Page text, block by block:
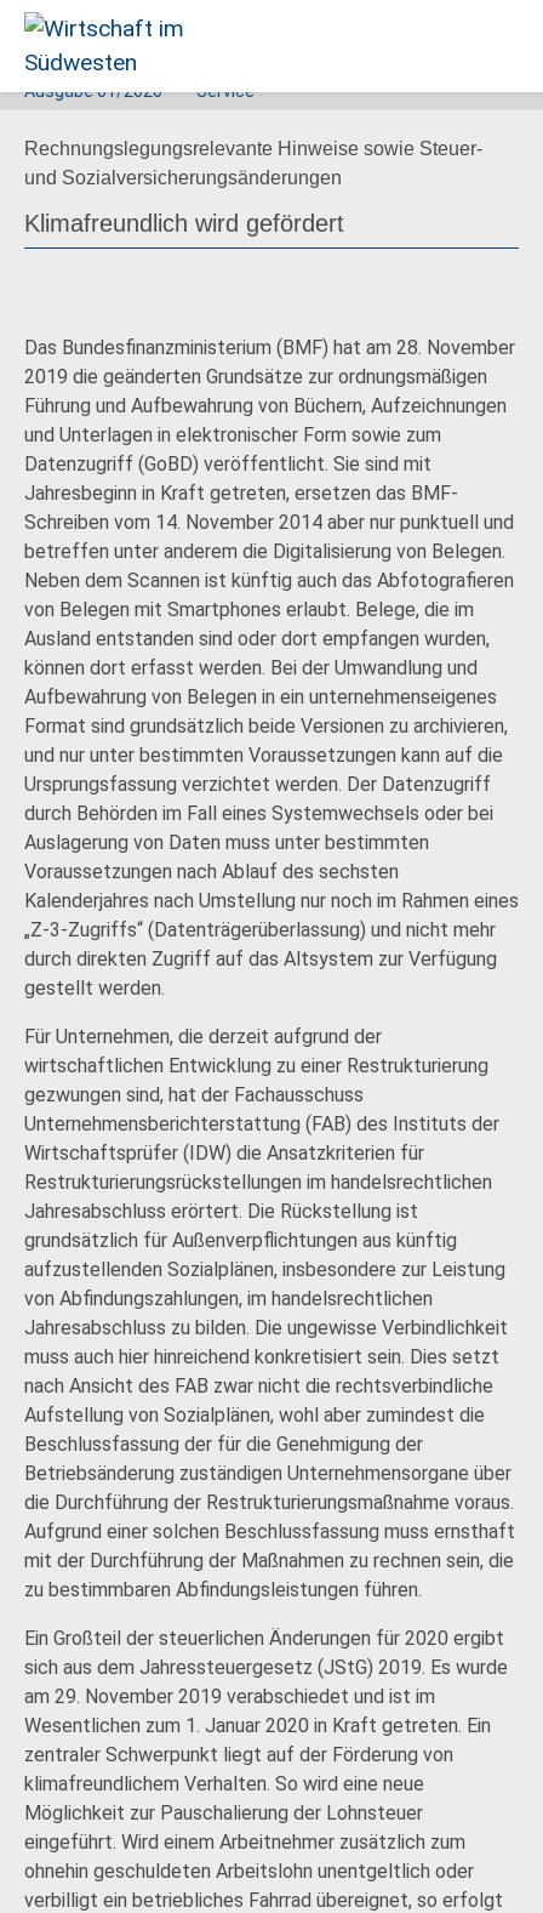
im
Südwesten
Ausgabe01/2020 Service
Rechnungslegungsrelevante Hinweise sowie Steuer-
und Sozialversicherungsänderungen
Klimafreundlich wird gefördert
Das Bundesfinanzministerium (BMF) hat am 28. November
2019 die geänderten Grundsätze zur ordnungsmäßigen
Führung und Aufbewahrung von Büchern, Aufzeichnungen
und Unterlagen in elektronischer Form sowie zum
Datenzugriff (GoBD) veröffentlicht. Sie sind mit
Jahresbeginn in Kraft getreten, ersetzen das BMF-
Schreiben vom 14. November 2014 aber nur punktuell und
betreffen unter anderem die Digitalisierung von Belegen.
Neben dem Scannen ist künftig auch das Abfotografieren
von Belegen mit Smartphones erlaubt. Belege, die im
Ausland entstanden sind oder dort empfangen wurden,
können dort erfasst werden. Bei der Umwandlung und
Aufbewahrung von Belegen in ein unternehmenseigenes
Format sind grundsätzlich beide Versionen zu archivieren,
und nur unter bestimmten Voraussetzungen kann auf die
Ursprungsfassung verzichtet werden. Der Datenzugriff
durch Behörden im Fall eines Systemwechsels oder bei
Auslagerung von Daten muss unter bestimmten
Voraussetzungen nach Ablauf des sechsten
Kalenderjahres nach Umstellung nur noch im Rahmen eines
„Z-3-Zugriffs“ (Datenträgerüberlassung) und nicht mehr
durch direkten Zugriff auf das Altsystem zur Verfügung
gestellt werden.
Für Unternehmen, die derzeit aufgrund der
wirtschaftlichen Entwicklung zu einer Restrukturierung
gezwungen sind, hat der Fachausschuss
Unternehmensberichterstattung (FAB) des Instituts der
Wirtschaftsprüfer (IDW) die Ansatzkriterien für
Restrukturierungsrückstellungen im handelsrechtlichen
Jahresabschluss erörtert. Die Rückstellung ist
grundsätzlich für Außenverpflichtungen aus künftig
aufzustellenden Sozialplänen, insbesondere zur Leistung
von Abfindungszahlungen, im handelsrechtlichen
Jahresabschluss zu bilden. Die ungewisse Verbindlichkeit
muss auch hier hinreichend konkretisiert sein. Dies setzt
nach Ansicht des FAB zwar nicht die rechtsverbindliche
Aufstellung von Sozialplänen, wohl aber zumindest die
Beschlussfassung der für die Genehmigung der
Betriebsänderung zuständigen Unternehmensorgane über
die Durchführung der Restrukturierungsmaßnahme voraus.
Aufgrund einer solchen Beschlussfassung muss ernsthaft
mit der Durchführung der Maßnahmen zu rechnen sein, die
zu bestimmbaren Abfindungsleistungen führen.
Ein Großteil der steuerlichen Änderungen für 2020 ergibt
sich aus dem Jahressteuergesetz (JStG) 2019. Es wurde
am 29. November 2019 verabschiedet und ist im
Wesentlichen zum 1. Januar 2020 in Kraft getreten. Ein
zentraler Schwerpunkt liegt auf der Förderung von
klimafreundlichem Verhalten. So wird eine neue
Möglichkeit zur Pauschalierung der Lohnsteuer
eingeführt. Wird einem Arbeitnehmer zusätzlich zum
ohnehin geschuldeten Arbeitslohn unentgeltlich oder
verbilligt ein betriebliches Fahrrad übereignet, so erfolgt